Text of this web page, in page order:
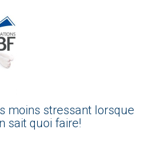
moins stressant lorsque
sait quoi faire!